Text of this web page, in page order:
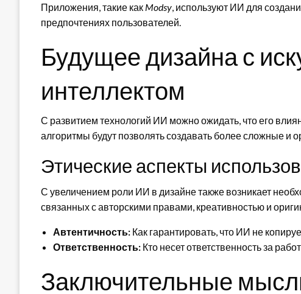
Приложения, такие как Modsy, используют ИИ для
предпочтениях пользователей.
Будущее дизайна с
интеллектом
С развитием технологий ИИ можно ожидать, что его
алгоритмы будут позволять создавать более сложные и
Этические аспекты
С увеличением роли ИИ в дизайне также возникает
связанных с авторскими правами, креативностью и
Автентичность: Как гарантировать, что ИИ не
Ответственность: Кто несет ответственность за
Заключительные